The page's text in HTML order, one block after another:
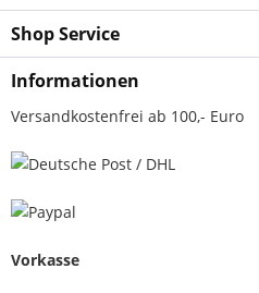
Shop Service
Informationen
Versandkostenfrei ab 100,- Euro
Vorkasse